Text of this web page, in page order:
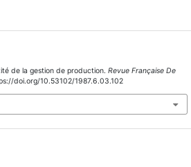
de la gestion de production. Revue Française De
doi.org/10.53102/1987.6.03.102